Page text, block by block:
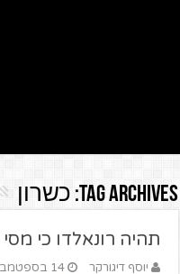
Tag Archives: כשרון
תהיה רונאלדו כי
יוסף דיגורקר 14 בספטמבר 2017